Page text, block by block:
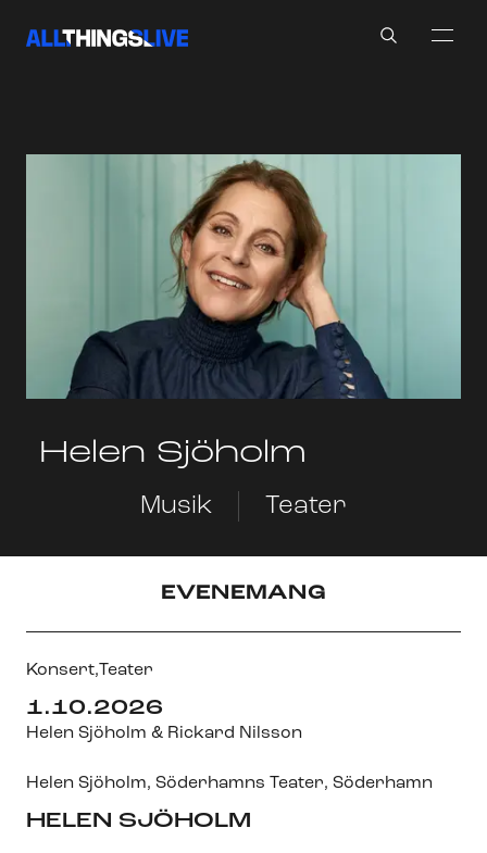
Helen Sjöholm
Musik Teater
EVENEMANG
Konsert,Teater
1.10.2026
Helen Sjöholm & Rickard Nilsson
Helen Sjöholm, Söderhamns Teater, Söderhamn
HELEN SJÖHOLM